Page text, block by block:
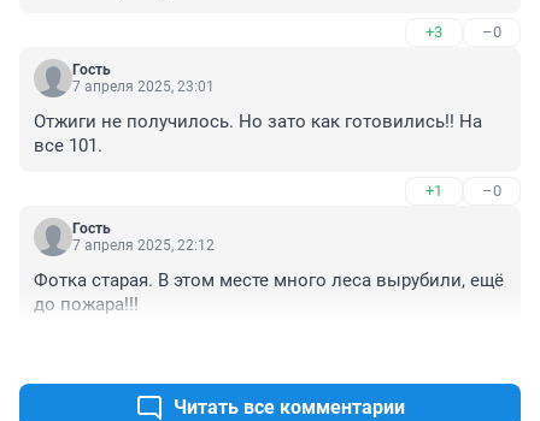
+3 –0
Гость
7 апреля 2025, 23:01
Отжиги не получилось. Но зато как готовились!! На
все 101.
+1 –0
Гость
7 апреля 2025, 22:12
Фотка старая. В этом месте много леса вырубили, ещё
до пожара!!!
Читать все комментарии